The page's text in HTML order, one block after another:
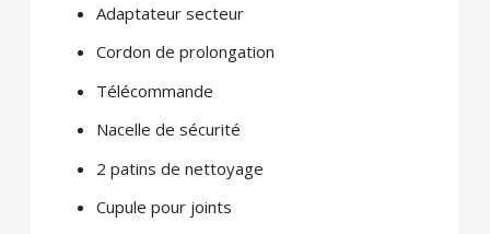
Adaptateur secteur
Cordon de prolongation
Télécommande
Nacelle de sécurité
2 patins de nettoyage
Cupule pour joints